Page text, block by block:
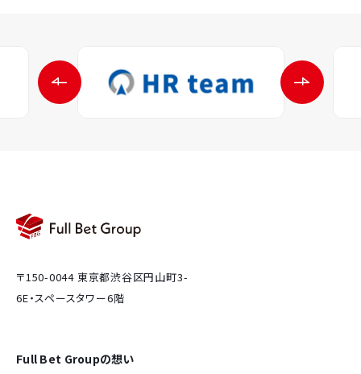
〒150-0044 東京都渋谷区円山町3-
6E・スペースタワー6階
Full Bet Groupの想い